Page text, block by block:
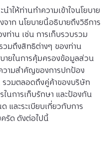
ให้ท่านทำความเข้าใจนโยบาย
ก นโยบายนี้อธิบายถึงวิธีการ
าน เช่น การเก็บรวบรวม
วมถึงสิทธิต่างๆ ของท่าน
ายในการคุ้มครองข้อมูลส่วน
ามสำคัญของการปกป้อง
วมตลอดถึงคู่ค้าของบริษัท
นการเก็บรักษา และป้องกัน
และระเบียบเกี่ยวกับการ
รัด ดังต่อไปนี้